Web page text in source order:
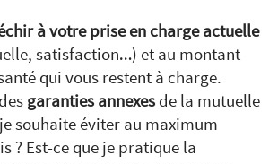
à votre prise en charge actuelle
satisfaction…) et au montant
qui vous restent à charge.
garanties annexes de la mutuelle
souhaite éviter au maximum
? Est-ce que je pratique la